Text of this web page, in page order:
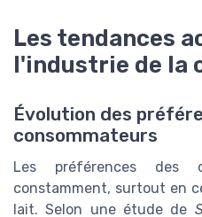
Les tendances
l'industrie de la
Évolution des
consommateurs
Les préférences des
constamment, surtout en
lait. Selon une étude de